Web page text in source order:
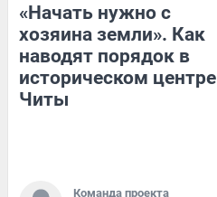
«Начать нужно с
хозяина земли». Как
наводят порядок в
историческом центре
Читы
Команда проекта